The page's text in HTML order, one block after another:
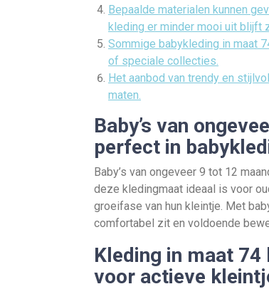
Bepaalde materialen kunnen
kleding er minder mooi uit blijft
Sommige babykleding in maat
of speciale collecties.
Het aanbod van trendy en
maten.
Baby’s van
perfect in
Baby’s van ongeveer 9 tot 12
deze kledingmaat ideaal is voor
groeifase van hun kleintje. Met
comfortabel zit en voldoende
Kleding in maat
voor actieve